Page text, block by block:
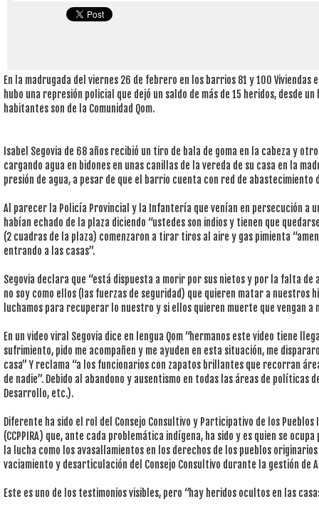
En la madrugada del viernes 26 de febrero en los barrios 81 y 100 Viviendas
hubo una represión policial que dejó un saldo de más de 15 heridos, desde
habitantes son de la Comunidad Qom.
Isabel Segovia de 68 años recibió un tiro de bala de goma en la cabeza y
cargando agua en bidones en unas canillas de la vereda de su casa en la
presión de agua, a pesar de que el barrio cuenta con red de abastecimiento
Al parecer la Policía Provincial y la Infantería que venían en persecución a
habían echado de la plaza diciendo “ustedes son indios y tienen que
(2 cuadras de la plaza) comenzaron a tirar tiros al aire y gas pimienta
entrando a las casas”.
Segovia declara que “está dispuesta a morir por sus nietos y por la falta de
no soy como ellos (las fuerzas de seguridad) que quieren matar a nuestros
luchamos para recuperar lo nuestro y si ellos quieren muerte que vengan a
En un video viral Segovia dice en lengua Qom “hermanos este video tiene
sufrimiento, pido me acompañen y me ayuden en esta situación, me
casa” Y reclama “a los funcionarios con zapatos brillantes que recorran
de nadie”. Debido al abandono y ausentismo en todas las áreas de políticas
Desarrollo, etc.).
Diferente ha sido el rol del Consejo Consultivo y Participativo de los
(CCPPIRA) que, ante cada problemática indígena, ha sido y es quien se
la lucha como los avasallamientos en los derechos de los pueblos
vaciamiento y desarticulación del Consejo Consultivo durante la gestión de
Este es uno de los testimonios visibles, pero “hay heridos ocultos en las